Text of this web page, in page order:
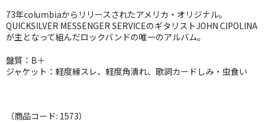
JAZZ-JP
JAZZ-VOCAL
J-POP
FOLK,SSW
73年columbiaからリリースされたアメリカ・オリジナル。
QUICKSILVER MESSENGER SERVICEのギタリストJOHN CIPOLINA
が主となって組んだロックバンドの唯一のアルバム。
盤質：B＋
ジャケット：軽度縁スレ、軽度角潰れ、歌詞カードしみ・虫食い
（商品コード: 1573）